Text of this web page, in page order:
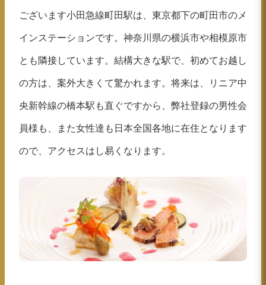
ございます小田急線町田駅は、東京都下の町田市のメ
インステーションです。神奈川県の横浜市や相模原市
とも隣接しています。結構大きな駅で、初めてお越し
の方は、案外大きくて驚かれます。将来は、リニア中
央新幹線の橋本駅も直ぐですから、弊社登録の男性会
員様も、また女性達も日本全国各地に在住となります
ので、アクセスはし易くなります。